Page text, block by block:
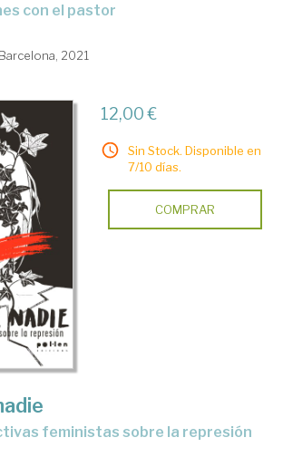
con el pastor
2021
12,00 €
Sin Stock. Disponible en
7/10 días.
COMPRAR
feministas sobre la represión